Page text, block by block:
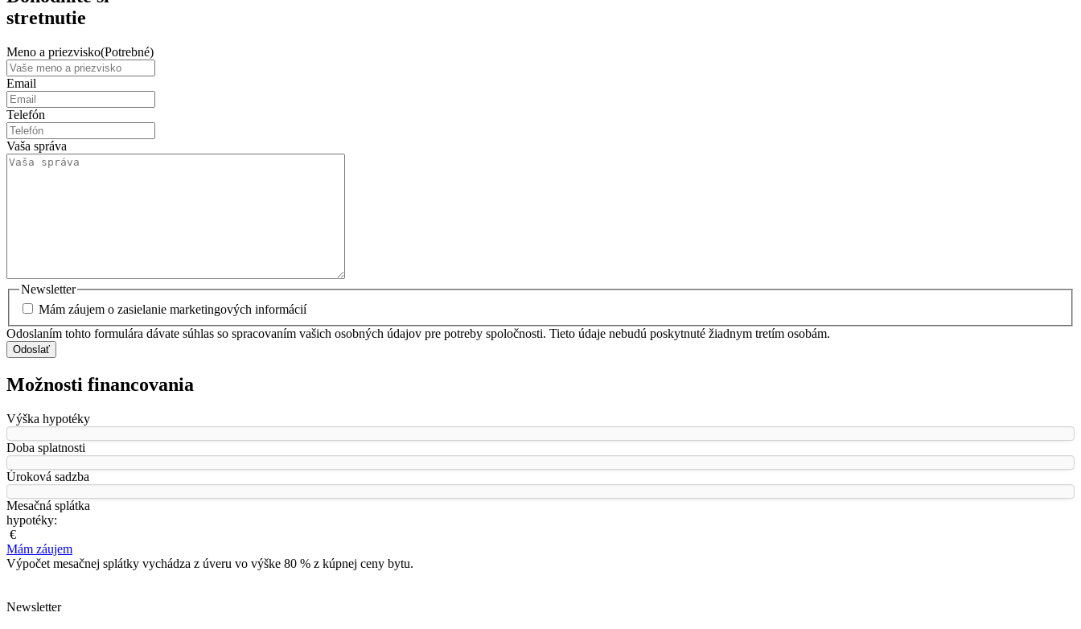
stretnutie
Meno a priezvisko(Potrebné)
Email
Telefón
Vaša správa
Newsletter
Mám záujem o zasielanie marketingových informácií
Odoslaním tohto formulára dávate súhlas so spracovaním vašich osobných údajov pre potreby spoločnosti. Tieto údaje nebudú poskytnuté žiadnym tretím osobám.
Odoslať
Možnosti financovania
Výška hypotéky
Doba splatnosti
Úroková sadzba
Mesačná splátka
hypotéky:
€
Mám záujem
Výpočet mesačnej splátky vychádza z úveru vo výške 80 % z kúpnej ceny bytu.
Newsletter